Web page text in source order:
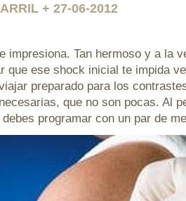
+ 27-06-2012
impresiona. Tan hermoso y a la
que ese shock inicial te impida
preparado para los
que no son pocas. Al
debes programar con un par de